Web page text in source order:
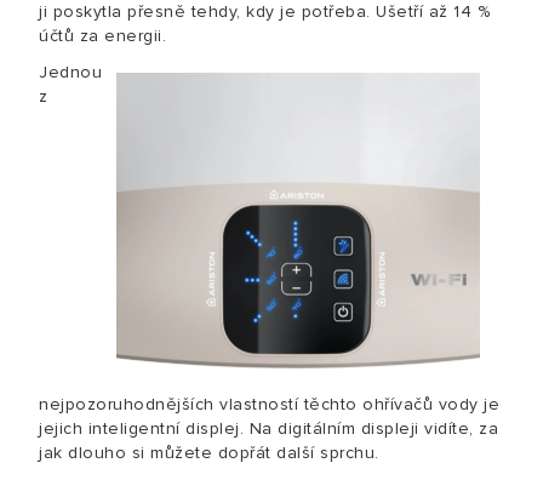
ji poskytla přesně tehdy, kdy je potřeba. Ušetří až 14 %
účtů za energii.
Jednou
z
nejpozoruhodnějších vlastností těchto ohřívačů vody je
jejich inteligentní displej. Na digitálním displeji vidíte, za
jak dlouho si můžete dopřát další sprchu.